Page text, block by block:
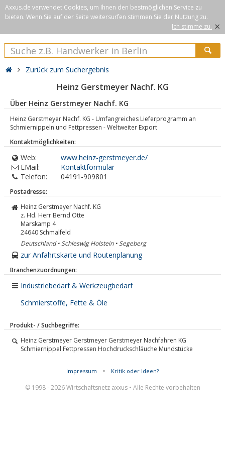
Axxus.de verwendet Cookies, um Ihnen den bestmöglichen Service zu
bieten. Wenn Sie auf der Seite weitersurfen stimmen Sie der Nutzung zu.
Ich stimme zu. ×
Zurück zum Suchergebnis
Heinz Gerstmeyer Nachf. KG
Über Heinz Gerstmeyer Nachf. KG
Heinz Gerstmeyer Nachf. KG - Umfangreiches Lieferprogramm an
Schmiernippeln und Fettpressen - Weltweiter Export
Kontaktmöglichkeiten:
Web:
www.heinz-gerstmeyer.de/
EMail:
Kontaktformular
Telefon:
04191-909801
Postadresse:
Heinz Gerstmeyer Nachf. KG
z. Hd. Herr Bernd Otte
Marskamp 4
24640 Schmalfeld
Deutschland • Schleswig Holstein • Segeberg
zur Anfahrtskarte und Routenplanung
Branchenzuordnungen:
Industriebedarf & Werkzeugbedarf
Schmierstoffe, Fette & Öle
Produkt- / Suchbegriffe:
Heinz Gerstmeyer Gerstmeyer Gerstmeyer Nachfahren KG
Schmiernippel Fettpressen Hochdruckschläuche Mundstücke
Impressum • Kritik oder Ideen?
© 1998 - 2026 Wirtschaftsnetz axxus • Alle Rechte vorbehalten